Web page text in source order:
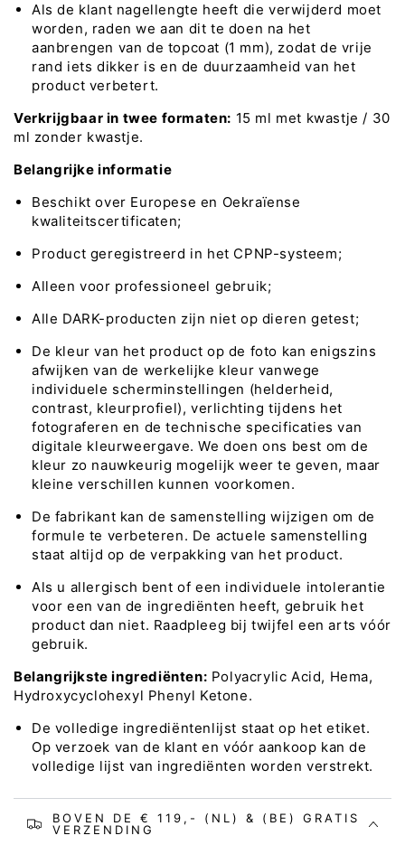
Als de klant nagellengte heeft die verwijderd moet
worden, raden we aan dit te doen na het
aanbrengen van de topcoat (1 mm), zodat de vrije
rand iets dikker is en de duurzaamheid van het
product verbetert.
Verkrijgbaar in twee formaten: 15 ml met kwastje / 30
ml zonder kwastje.
Belangrijke informatie
Beschikt over Europese en Oekraïense
kwaliteitscertificaten;
Product geregistreerd in het CPNP-systeem;
Alleen voor professioneel gebruik;
Alle DARK-producten zijn niet op dieren getest;
De kleur van het product op de foto kan enigszins
afwijken van de werkelijke kleur vanwege
individuele scherminstellingen (helderheid,
contrast, kleurprofiel), verlichting tijdens het
fotograferen en de technische specificaties van
digitale kleurweergave. We doen ons best om de
kleur zo nauwkeurig mogelijk weer te geven, maar
kleine verschillen kunnen voorkomen.
De fabrikant kan de samenstelling wijzigen om de
formule te verbeteren. De actuele samenstelling
staat altijd op de verpakking van het product.
Als u allergisch bent of een individuele intolerantie
voor een van de ingrediënten heeft, gebruik het
product dan niet. Raadpleeg bij twijfel een arts vóór
gebruik.
Belangrijkste ingrediënten: Polyacrylic Acid, Hema,
Hydroxycyclohexyl Phenyl Ketone.
De volledige ingrediëntenlijst staat op het etiket.
Op verzoek van de klant en vóór aankoop kan de
volledige lijst van ingrediënten worden verstrekt.
BOVEN DE € 119,- (NL) & (BE) GRATIS
VERZENDING